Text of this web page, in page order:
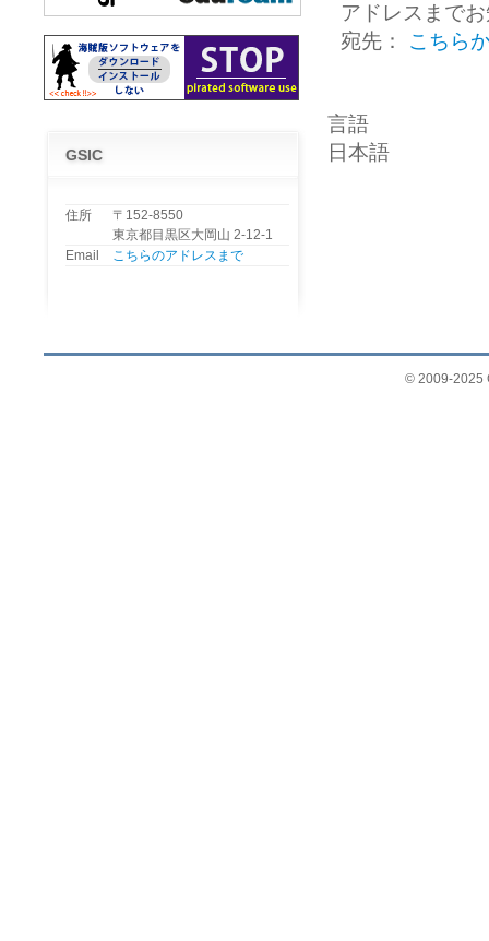
GSIC
住所
〒152-8550
東京都目黒区大岡山 2-12-1
Email
こちらのアドレスまで
アドレスまで
宛先： こちら
言語
日本語
© 2009-2025